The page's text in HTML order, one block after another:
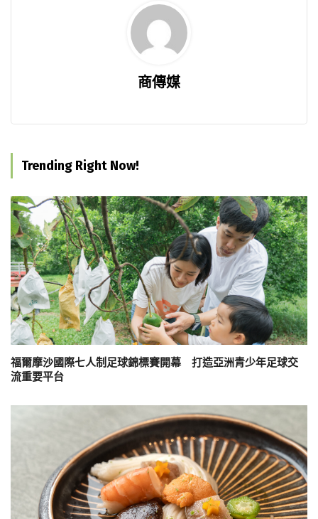
商傳媒
Trending Right Now!
福爾摩沙國際七人制足球錦標賽開幕 打造亞洲青少年足球交
流重要平台